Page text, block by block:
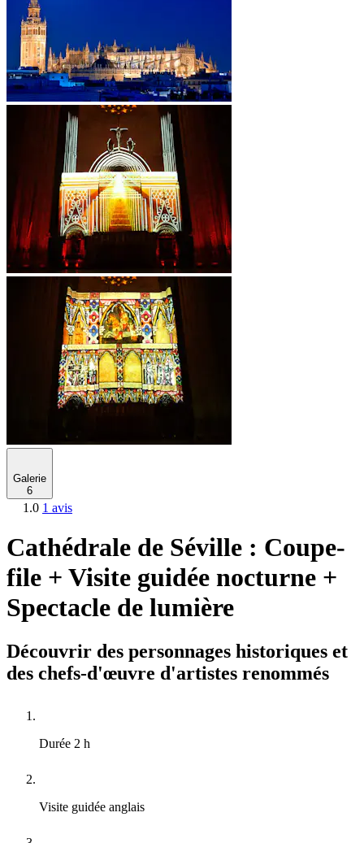
Galerie
6
1.0 1 avis
Cathédrale de Séville : Coupe-
file + Visite guidée nocturne +
Spectacle de lumière
Découvrir des personnages historiques et
des chefs-d'œuvre d'artistes renommés
Durée 2 h
Visite guidée anglais